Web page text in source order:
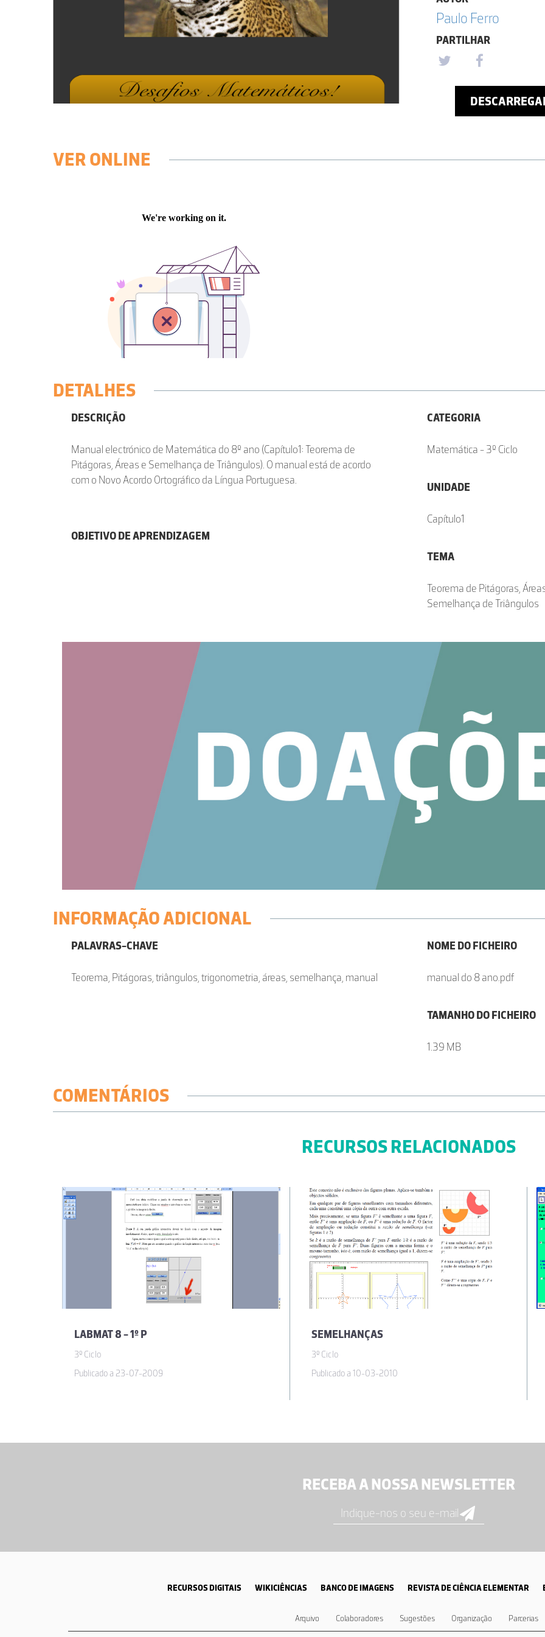
Paulo Ferro
PARTILHAR
VER ONLINE
DETALHES
DESCRIÇÃO
Manual electrónico de Matemática do 8º ano (Capítulo1: Teorema de
Pitágoras, Áreas e Semelhança de Triângulos). O manual está de acordo
com o Novo Acordo Ortográfico da Língua Portuguesa.
OBJETIVO DE APRENDIZAGEM
CATEGORIA
Matemática - 3º Ciclo
UNIDADE
Capítulo1
TEMA
Teorema de Pitágoras,
Semelhança de Triângulos
INFORMAÇÃO ADICIONAL
PALAVRAS-CHAVE
Teorema, Pitágoras, triângulos, trigonometria, áreas, semelhança, manual
NOME DO FICHEIRO
manual do 8 ano.pdf
TAMANHO DO FICHEIRO
1.39 MB
COMENTÁRIOS
RECURSOS RELACIONADOS
LABMAT 8 - 1º P
3º Ciclo
Publicado a 23-07-2009
SEMELHANÇAS
3º Ciclo
Publicado a 10-03-2010
RECEBA A NOSSA NEWSLETTER
RECURSOS DIGITAIS WIKICIÊNCIAS BANCO DE IMAGENS REVISTA DE CIÊNCIA ELEMENTAR
Arquivo Colaboradores Sugestões Organização Parcerias